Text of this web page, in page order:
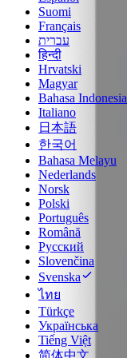
Suomi
Français
עברית
हिन्दी
Hrvatski
Magyar
Bahasa Indonesia
Italiano
日本語
한국어
Bahasa Melayu
Nederlands
Norsk
Polski
Português
Română
Русский
Slovenčina
Svenska
ไทย
Türkçe
Українська
Tiếng Việt
简体中文